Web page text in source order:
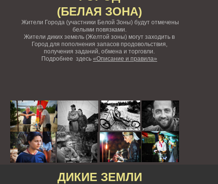
(БЕЛАЯ ЗОНА)
Жители Города (участники Белой Зоны) будут отмечены
белыми повязками.
Жители диких земель (Желтой зоны) могут заходить в
Город для пополнения запасов продовольствия,
получения заданий, обмена и торговли.
Подробнее здесь «Описание и правила»
ДИКИЕ ЗЕМЛИ